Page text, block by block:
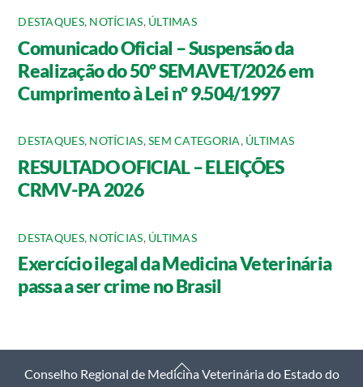
DESTAQUES, NOTÍCIAS, ÚLTIMAS
Comunicado Oficial – Suspensão da
Realização do 50º SEMAVET/2026 em
Cumprimento à Lei nº 9.504/1997
DESTAQUES, NOTÍCIAS,SEM CATEGORIA, ÚLTIMAS
RESULTADO OFICIAL – ELEIÇÕES
CRMV-PA 2026
DESTAQUES, NOTÍCIAS, ÚLTIMAS
Exercício ilegal da Medicina Veterinária
passa a ser crime no Brasil
Back
Conselho Regional de Medicina Veterinária do Estado do